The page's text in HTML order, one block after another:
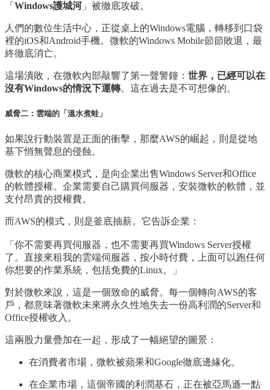
「 Windows護城河」被徹底攻破。
人們的數位生活中心，正從桌上的Windows電腦，轉移到口袋
裡的iOS和Android手機。微軟的Windows Mobile節節敗退，最
終徹底消亡。
這場潰敗，在微軟內部敲響了第一聲警鐘： 世界，已經可以在
沒有Windows的情況下運轉。這在過去是不可想像的。
威脅二：雲端的「溫水煮蛙」
如果說行動裝置是正面的衝擊，那麼AWS的崛起，則是從地
基下悄無聲息的侵蝕。
微軟的核心商業模式，是向企業出售Windows Server和Office
的軟體授權。企業需要自己購買伺服器，安裝微軟的軟體，並
支付昂貴的授權費。
而AWS的模式，則是釜底抽薪。它告訴企業：
「你不需要再買伺服器，也不需要再買Windows Server授權
了。直接來租我的雲端伺服器，按小時付費，上面可以跑任何
你想要的作業系統，包括免費的Linux。」
對於微軟來說，這是一個致命的威脅。每一個轉向AWS的客
戶，都意味著微軟未來將永久性地失去一份高利潤的Server和
Office授權收入。
這兩股力量疊加在一起，形成了一幅絕望的圖景：
在消費者市場，微軟被蘋果和Google徹底邊緣化。
在企業市場，這個帝國的利潤基石，正在被亞馬遜一點